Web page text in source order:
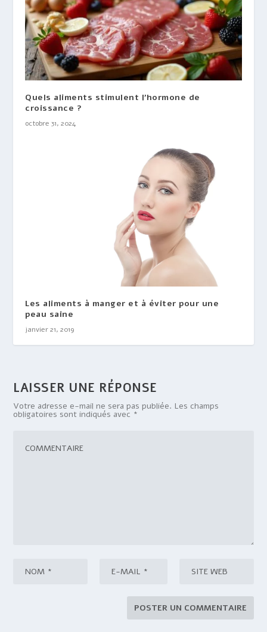
Quels aliments stimulent l’hormone de
croissance ?
octobre 31, 2024
Les aliments à manger et à éviter pour une
peau saine
janvier 21, 2019
LAISSER UNE RÉPONSE
Votre adresse e-mail ne sera pas publiée. Les champs
obligatoires sont indiqués avec *